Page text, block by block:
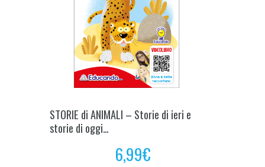
STORIE di ANIMALI – Storie di ieri e
storie di oggi…
6,99€